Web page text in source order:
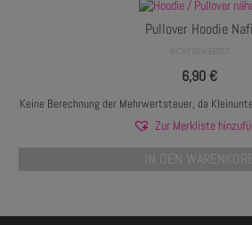
Pullover Hoodie Nafi
6,90€
Keine Berechnung der Mehrwertsteuer, da
Zur Merkliste
IN DEN WARENKORB